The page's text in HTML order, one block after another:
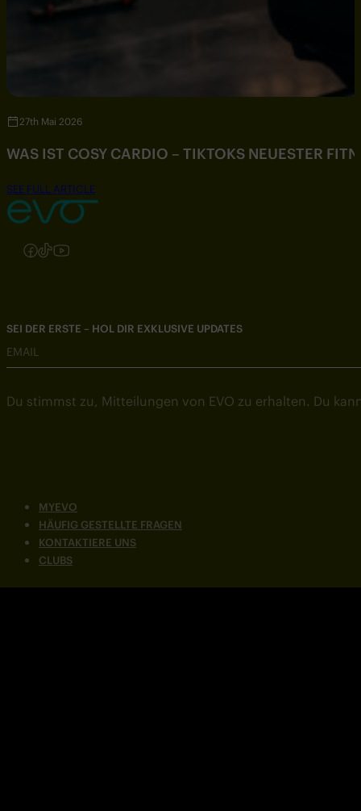
27th Mai 2026
WAS IST COSY CARDIO – TIKTOKS NEUESTER
SEE FULL ARTICLE
Folgen Sie uns auf Instagram
Folgen Sie uns auf Facebook
Folgen Sie uns auf TikTok
Folgen Sie uns auf YouTube
MYEVO
HÄUFIG GESTELLTE FRAGEN
KONTAKTIERE UNS
CLUBS
SEI DER ERSTE – HOL DIR EXKLUSIVE UPDATES
EMAIL
Du stimmst zu, Mitteilungen von EVO zu erhalten. Du